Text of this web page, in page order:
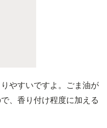
やすいですよ。ごま油が
、香り付け程度に加える